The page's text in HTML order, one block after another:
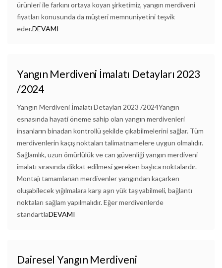
ürünleri ile farkını ortaya koyan şirketimiz, yangın merdiveni
fiyatları konusunda da müşteri memnuniyetini teşvik
eder.DEVAMI
Yangın Merdiveni İmalatı Detayları 2023
/2024
Yangın Merdiveni İmalatı Detayları 2023 /2024Yangın
esnasında hayati öneme sahip olan yangın merdivenleri
insanların binadan kontrollü şekilde çıkabilmelerini sağlar. Tüm
merdivenlerin kaçış noktaları talimatnamelere uygun olmalıdır.
Sağlamlık, uzun ömürlülük ve can güvenliği yangın merdiveni
imalatı sırasında dikkat edilmesi gereken başlıca noktalardır.
Montajı tamamlanan merdivenler yangından kaçarken
oluşabilecek yığılmalara karşı aşırı yük taşıyabilmeli, bağlantı
noktaları sağlam yapılmalıdır. Eğer merdivenlerde
standartlaDEVAMI
Dairesel Yangın Merdiveni